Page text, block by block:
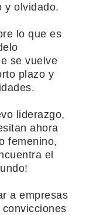
y olvidado.
lo que es
se vuelve
plazo y
liderazgo,
ahora
femenino,
el
a empresas